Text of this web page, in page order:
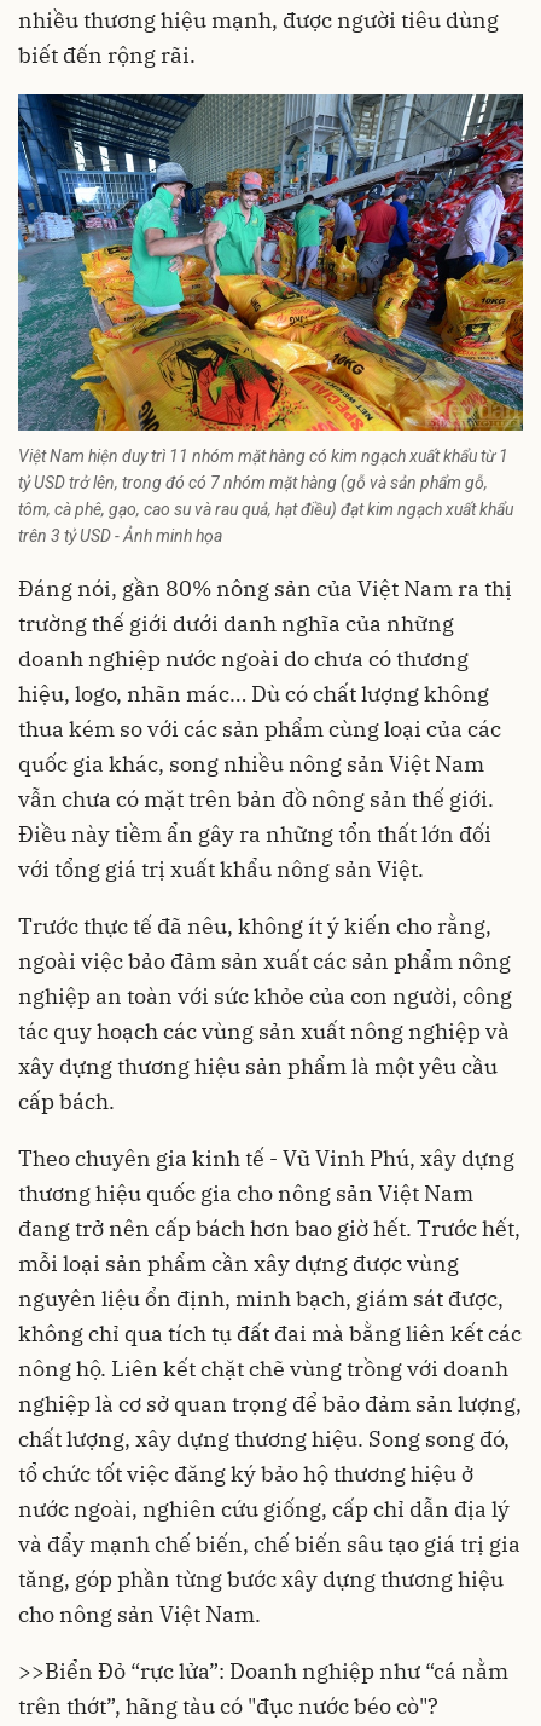
nhiều thương hiệu mạnh, được người tiêu dùng
biết đến rộng rãi.
Việt Nam hiện duy trì 11 nhóm mặt hàng có kim ngạch xuất khẩu từ 1
tỷ USD trở lên, trong đó có 7 nhóm mặt hàng (gỗ và sản phẩm gỗ,
tôm, cà phê, gạo, cao su và rau quả, hạt điều) đạt kim ngạch xuất khẩu
trên 3 tỷ USD - Ảnh minh họa
Đáng nói, gần 80% nông sản của Việt Nam ra thị
trường thế giới dưới danh nghĩa của những
doanh nghiệp nước ngoài do chưa có thương
hiệu, logo, nhãn mác… Dù có chất lượng không
thua kém so với các sản phẩm cùng loại của các
quốc gia khác, song nhiều nông sản Việt Nam
vẫn chưa có mặt trên bản đồ nông sản thế giới.
Điều này tiềm ẩn gây ra những tổn thất lớn đối
với tổng giá trị xuất khẩu nông sản Việt.
Trước thực tế đã nêu, không ít ý kiến cho rằng,
ngoài việc bảo đảm sản xuất các sản phẩm nông
nghiệp an toàn với sức khỏe của con người, công
tác quy hoạch các vùng sản xuất nông nghiệp và
xây dựng thương hiệu sản phẩm là một yêu cầu
cấp bách.
Theo chuyên gia kinh tế - Vũ Vinh Phú, xây dựng
thương hiệu quốc gia cho nông sản Việt Nam
đang trở nên cấp bách hơn bao giờ hết. Trước hết,
mỗi loại sản phẩm cần xây dựng được vùng
nguyên liệu ổn định, minh bạch, giám sát được,
không chỉ qua tích tụ đất đai mà bằng liên kết các
nông hộ. Liên kết chặt chẽ vùng trồng với doanh
nghiệp là cơ sở quan trọng để bảo đảm sản lượng,
chất lượng, xây dựng thương hiệu. Song song đó,
tổ chức tốt việc đăng ký bảo hộ thương hiệu ở
nước ngoài, nghiên cứu giống, cấp chỉ dẫn địa lý
và đẩy mạnh chế biến, chế biến sâu tạo giá trị gia
tăng, góp phần từng bước xây dựng thương hiệu
cho nông sản Việt Nam.
>>Biển Đỏ “rực lửa”: Doanh nghiệp như “cá nằm
trên thớt”, hãng tàu có "đục nước béo cò"?